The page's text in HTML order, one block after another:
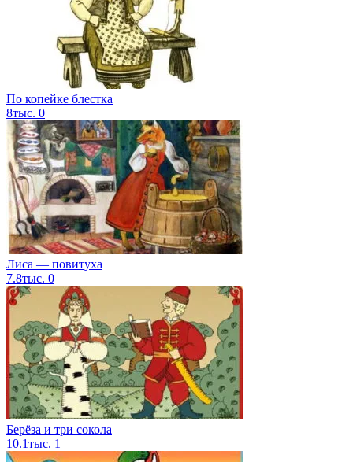
По копейке блестка
8тыс. 0
Лиса — повитуха
7.8тыс. 0
Берёза и три сокола
10.1тыс. 1